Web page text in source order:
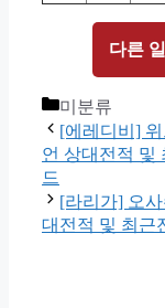
다른
Categories
미분류
[에레디비]
언 상대전적 및
드
[라리가] 오
대전적 및 최근